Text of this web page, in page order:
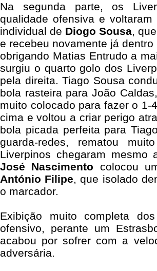
Na segunda parte, os
qualidade ofensiva e
individual de Diogo Sousa,
e recebeu novamente já
obrigando Matias Entrudo a
surgiu o quarto golo dos
pela direita. Tiago Sousa
bola rasteira para João
muito colocado para fazer o 1-
cima e voltou a criar perigo
bola picada perfeita para
guarda-redes, rematou
Liverpinos chegaram
José Nascimento colocou
António Filipe, que isolado
o marcador.
Exibição muito completa
ofensivo, perante um
acabou por sofrer com a
adversária.